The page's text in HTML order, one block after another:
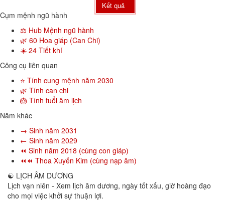
Kết quả
Cụm mệnh ngũ hành
⚖️ Hub Mệnh ngũ hành
🌿 60 Hoa giáp (Can Chi)
☀️ 24 Tiết khí
Công cụ liên quan
⭐ Tính cung mệnh năm 2030
🌿 Tính can chi
🎂 Tính tuổi âm lịch
Năm khác
→ Sinh năm 2031
← Sinh năm 2029
⏪ Sinh năm 2018 (cùng con giáp)
⏪⏪ Thoa Xuyến Kim (cùng nạp âm)
☯ LỊCH ÂM DƯƠNG
Lịch vạn niên - Xem lịch âm dương, ngày tốt xấu, giờ hoàng đạo
cho mọi việc khởi sự thuận lợi.